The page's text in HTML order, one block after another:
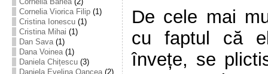
Cornelia Viorica Filip(1)
Cristina Ionescu(1)
Cristina Mihai (1)
Dan Sava(1)
Dana Voinea(1)
Daniela Chițescu(3)
Daniela Evelina Oancea(2)
De cele mai
cu faptul că
învețe, se